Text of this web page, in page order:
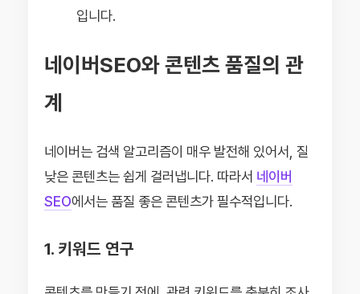
입니다.
네이버SEO와 콘텐츠 품질의 관
계
네이버는 검색 알고리즘이 매우 발전해 있어서, 질
낮은 콘텐츠는 쉽게 걸러냅니다. 따라서 네이버
SEO에서는 품질 좋은 콘텐츠가 필수적입니다.
1. 키워드 연구